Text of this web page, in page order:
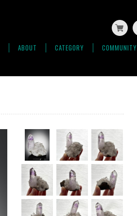
ABOUT CATEGORY COMMUNITY